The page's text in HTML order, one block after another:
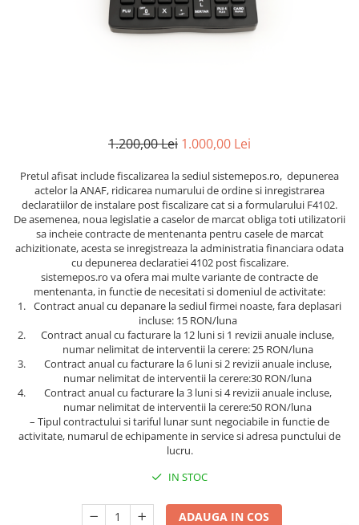
1.200,00 Lei 1.000,00 Lei
Pretul afisat include fiscalizarea la sediul sistemepos.ro, depunerea
actelor la ANAF, ridicarea numarului de ordine si inregistrarea
declaratiilor de instalare post fiscalizare cat si a formularului F4102.
De asemenea, noua legislatie a caselor de marcat obliga toti utilizatorii
sa incheie contracte de mentenanta pentru casele de marcat
achizitionate, acesta se inregistreaza la administratia financiara odata
cu depunerea declaratiei 4102 post fiscalizare.
sistemepos.ro va ofera mai multe variante de contracte de
mentenanta, in functie de necesitati si domeniul de activitate:
Contract anual cu depanare la sediul firmei noaste, fara deplasari
incluse: 15 RON/luna
Contract anual cu facturare la 12 luni si 1 revizii anuale incluse,
numar nelimitat de interventii la cerere: 25 RON/luna
Contract anual cu facturare la 6 luni si 2 revizii anuale incluse,
numar nelimitat de interventii la cerere:30 RON/luna
Contract anual cu facturare la 3 luni si 4 revizii anuale incluse,
numar nelimitat de interventii la cerere:50 RON/luna
– Tipul contractului si tariful lunar sunt negociabile in functie de
activitate, numarul de echipamente in service si adresa punctului de
lucru.
IN STOC
ADAUGA IN COS